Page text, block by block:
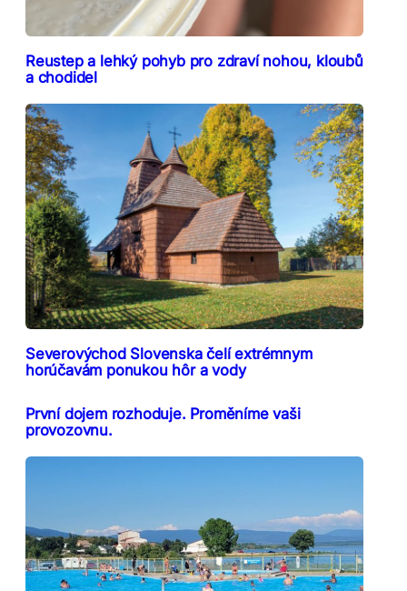
Reustep a lehký pohyb pro zdraví nohou, kloubů
a chodidel
Severovýchod Slovenska čelí extrémnym
horúčavám ponukou hôr a vody
První dojem rozhoduje. Proměníme vaši
provozovnu.